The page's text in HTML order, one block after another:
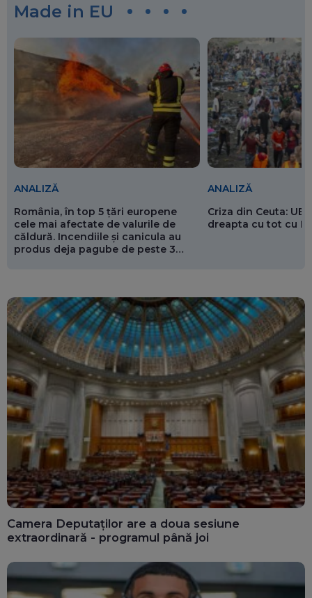
Made in EU
ANALIZĂ
România, în top 5 țări europene
cele mai afectate de valurile de
căldură. Incendiile și canicula au
produs deja pagube de peste 3
ANALIZĂ
Criza din Ceuta: UE
dreapta cu tot cu
Camera Deputaților are a doua sesiune
extraordinară - programul până joi